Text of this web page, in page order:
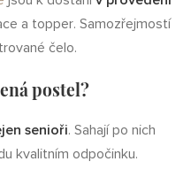
a topper. Samozřejmostí
čelo.
postel?
senioři. Sahají po nich
kvalitním odpočinku.